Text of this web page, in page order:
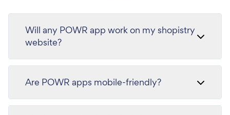
Will any POWR app work on my shopistry
website?
Are POWR apps mobile-friendly?